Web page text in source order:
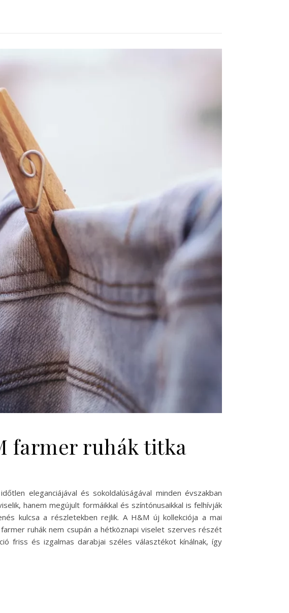
farmer ruhák titka
eleganciájával és sokoldalúságával minden évszakban
hanem megújult formáikkal és színtónusaikkal is felhívják
kulcsa a részletekben rejlik. A H&M új kollekciója a mai
ruhák nem csupán a hétköznapi viselet szerves részét
friss és izgalmas darabjai széles választékot kínálnak, így